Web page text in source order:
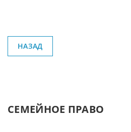
НАЗАД
СЕМЕЙНОЕ ПРАВО